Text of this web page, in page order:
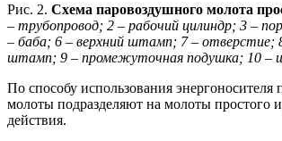
Рис. 2. Схема паровоздушного молота
– трубопровод; 2 – рабочий цилиндр; 3 –
– баба; 6 – верхний штамп; 7 – отверстие;
штамп; 9 – промежуточная подушка; 10 –
По способу использования энергоносителя
молоты подразделяют на молоты простого
действия.